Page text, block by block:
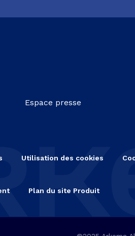
Espace presse
Utilisation des cookies
Plan du site Produit